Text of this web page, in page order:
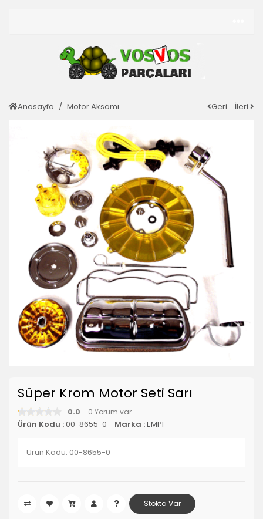
Anasayfa Motor Aksamı Geri İleri
Süper Krom Motor Seti Sarı
0.0 - 0 Yorum var.
Ürün Kodu :00-8655-0 Marka :EMPI
Ürün Kodu: 00-8655-0
Stokta Var